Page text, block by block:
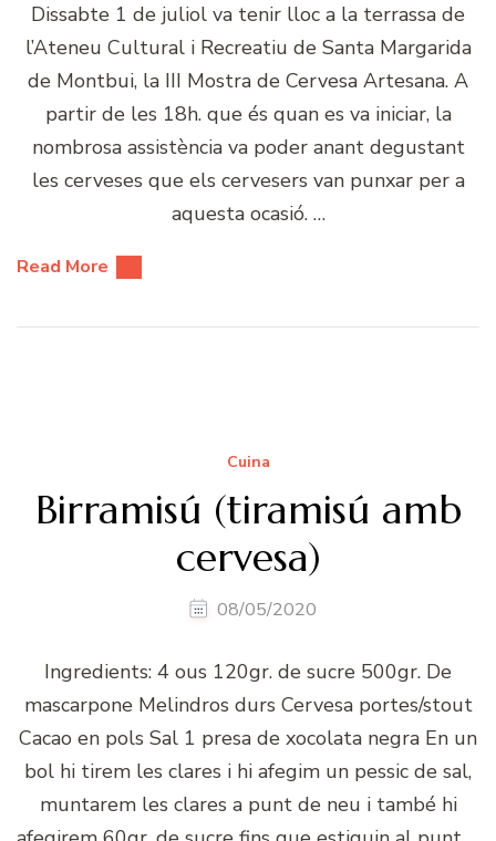
Dissabte 1 de juliol va tenir lloc a la terrassa de
l’Ateneu Cultural i Recreatiu de Santa Margarida
de Montbui, la III Mostra de Cervesa Artesana. A
partir de les 18h. que és quan es va iniciar, la
nombrosa assistència va poder anant degustant
les cerveses que els cervesers van punxar per a
aquesta ocasió. …
Read More
Cuina
Birramisú (tiramisú amb
cervesa)
08/05/2020
Ingredients: 4 ous 120gr. de sucre 500gr. De
mascarpone Melindros durs Cervesa portes/stout
Cacao en pols Sal 1 presa de xocolata negra En un
bol hi tirem les clares i hi afegim un pessic de sal,
muntarem les clares a punt de neu i també hi